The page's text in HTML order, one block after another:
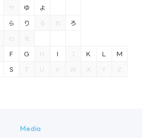
や ゆ よ
ら り る れ ろ
わ を
F G H I J K L M
S T U V W X Y Z